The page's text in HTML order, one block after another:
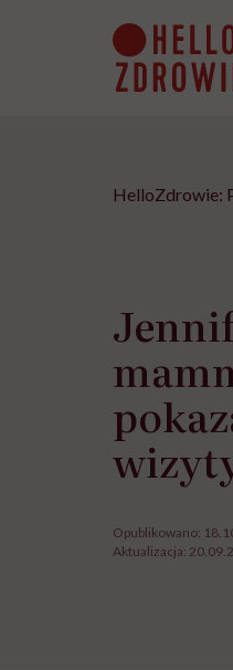
HelloZdrowie:
Opublikowano:
Aktualizacja: